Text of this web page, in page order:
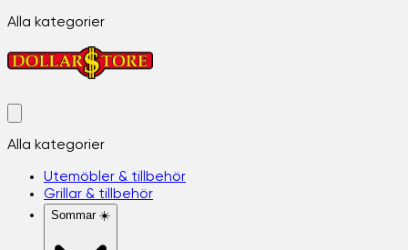
Alla kategorier
Alla kategorier
Utemöbler & tillbehör
Grillar & tillbehör
Sommar ☀️